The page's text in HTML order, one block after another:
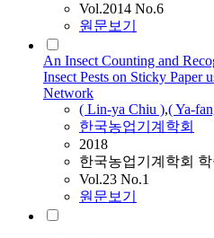
Vol.2014 No.6
원문보기
An Insect Counting and
Insect Pests on Sticky Paper
Network
( Lin-ya Chiu ),( Ya-
한국농업기계학회
2018
한국농업기계학회
Vol.23 No.1
원문보기